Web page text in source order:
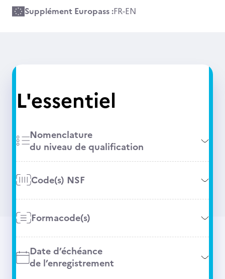
Supplément Europass :FR-EN
L'essentiel
Nomenclature
du niveau de qualification
Code(s) NSF
Formacode(s)
Date d’échéance
de l’enregistrement